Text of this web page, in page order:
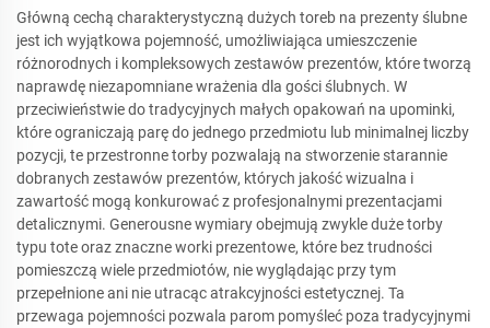
Główną cechą charakterystyczną dużych toreb na prezenty ślubne
jest ich wyjątkowa pojemność, umożliwiająca umieszczenie
różnorodnych i kompleksowych zestawów prezentów, które tworzą
naprawdę niezapomniane wrażenia dla gości ślubnych. W
przeciwieństwie do tradycyjnych małych opakowań na upominki,
które ograniczają parę do jednego przedmiotu lub minimalnej liczby
pozycji, te przestronne torby pozwalają na stworzenie starannie
dobranych zestawów prezentów, których jakość wizualna i
zawartość mogą konkurować z profesjonalnymi prezentacjami
detalicznymi. Generousne wymiary obejmują zwykle duże torby
typu tote oraz znaczne worki prezentowe, które bez trudności
pomieszczą wiele przedmiotów, nie wyglądając przy tym
przepełnione ani nie utracąc atrakcyjności estetycznej. Ta
przewaga pojemności pozwala parom pomyśleć poza tradycyjnymi